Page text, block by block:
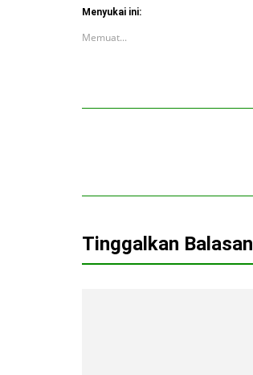
Menyukai ini:
Memuat...
Tinggalkan Balasan